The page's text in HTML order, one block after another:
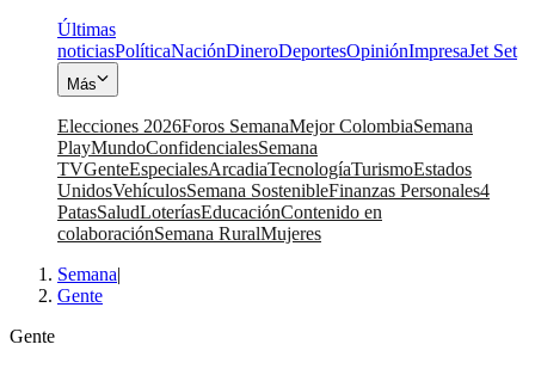
Últimas
noticiasPolíticaNaciónDineroDeportesOpiniónImpresaJet Set
Más
Elecciones 2026Foros SemanaMejor ColombiaSemana
PlayMundoConfidencialesSemana
TVGenteEspecialesArcadiaTecnologíaTurismoEstados
UnidosVehículosSemana SostenibleFinanzas Personales4
PatasSaludLoteríasEducaciónContenido en
colaboraciónSemana RuralMujeres
Semana|
Gente
Gente